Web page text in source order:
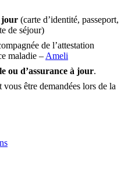
jour (carte d’identité, passeport,
de séjour)
de l’attestation
maladie – Ameli
ou d’assurance à jour.
vous être demandées lors de la